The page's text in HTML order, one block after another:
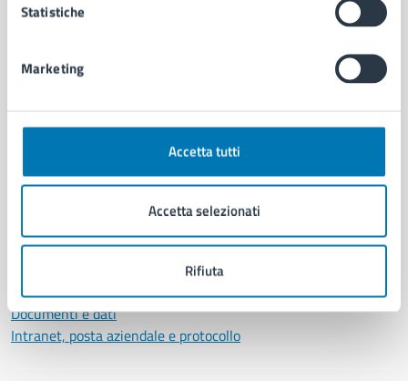
Statistiche
Marketing
Accetta tutti
Accetta selezionati
Rifiuta
Comune di Napoli
AMMINISTRAZIONE
Organi di governo
Enti e fondazioni
Personale amministrativo
Documenti e dati
Intranet, posta aziendale e protocollo